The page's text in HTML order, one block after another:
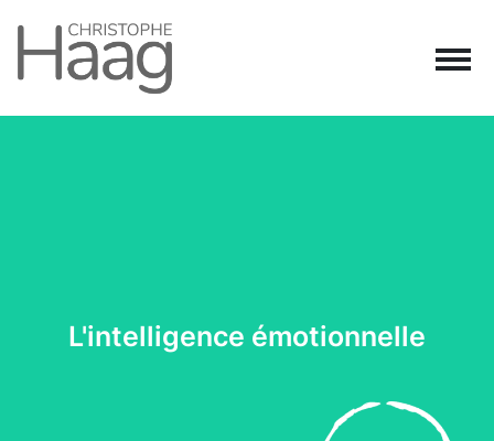
Navigation principale
L'intelligence émotionnelle